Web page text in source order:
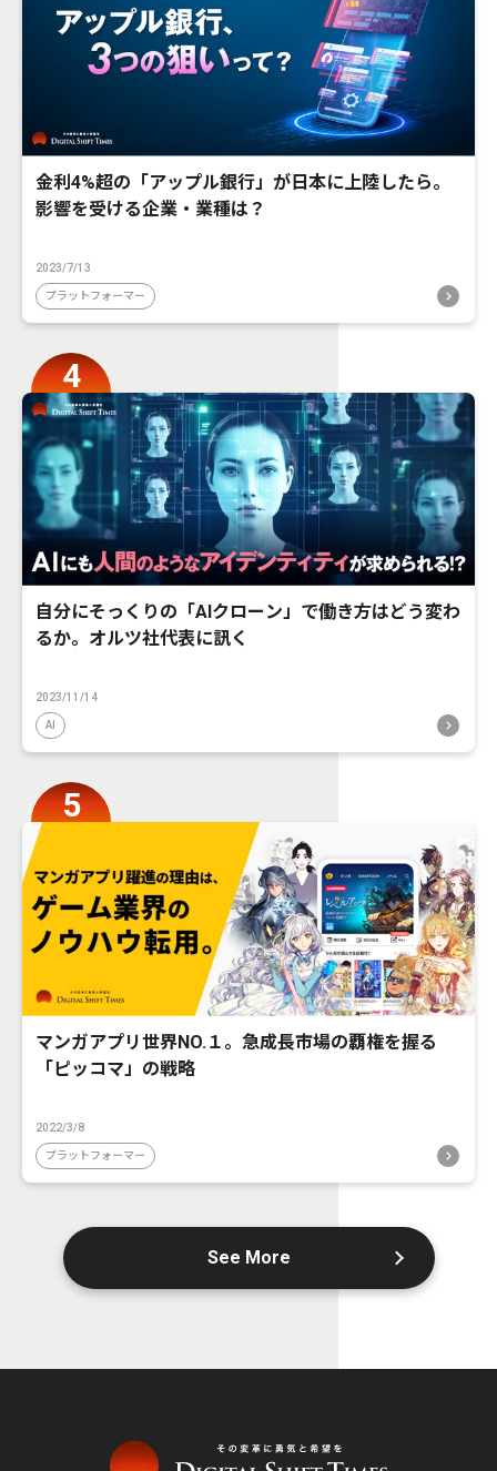
金利4%超の「アップル銀行」が日本に上陸したら。
影響を受ける企業・業種は？
2023/7/13
プラットフォーマー
自分にそっくりの「AIクローン」で働き方はどう変わ
るか。オルツ社代表に訊く
2023/11/14
AI
マンガアプリ世界NO.１。急成長市場の覇権を握る
「ピッコマ」の戦略
2022/3/8
プラットフォーマー
See More